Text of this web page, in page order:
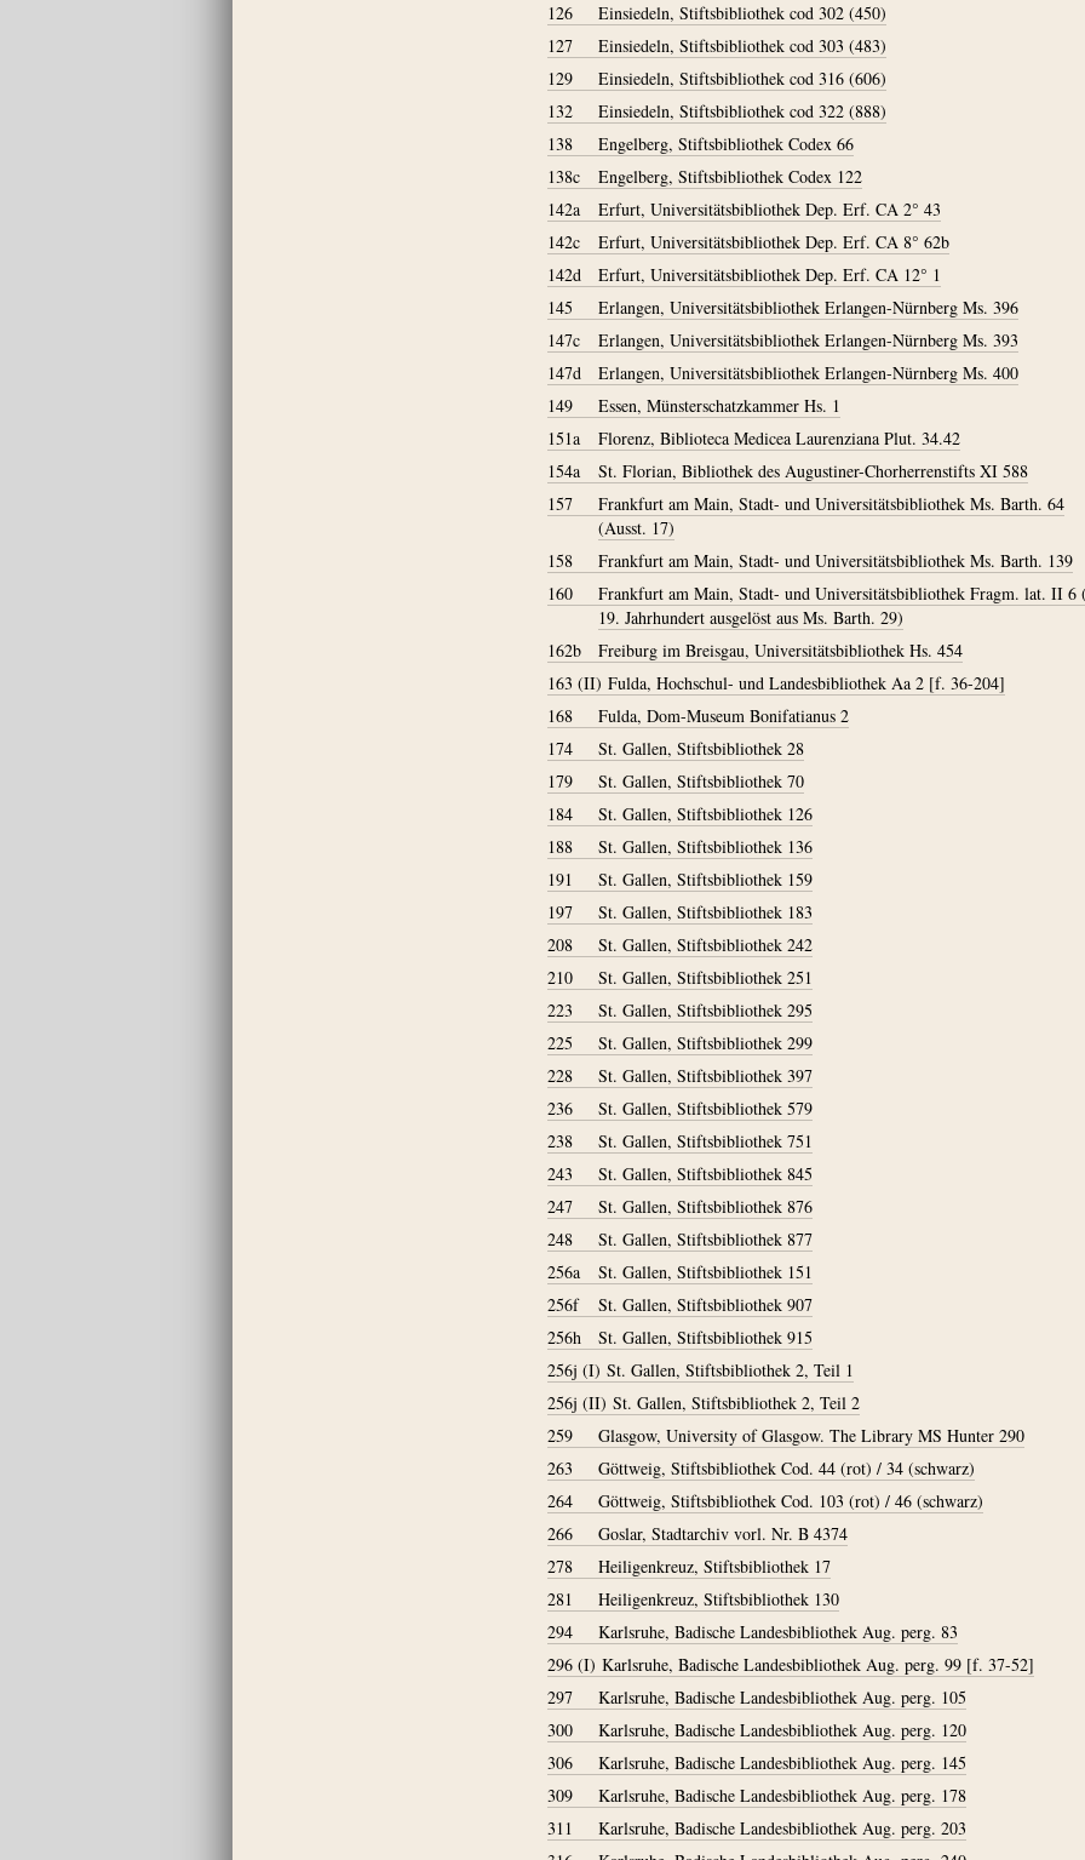
126
Einsiedeln, Stiftsbibliothek cod 302 (450)
127
Einsiedeln, Stiftsbibliothek cod 303 (483)
129
Einsiedeln, Stiftsbibliothek cod 316 (606)
132
Einsiedeln, Stiftsbibliothek cod 322 (888)
138
Engelberg, Stiftsbibliothek Codex 66
138c
Engelberg, Stiftsbibliothek Codex 122
142a
Erfurt, Universitätsbibliothek Dep. Erf. CA 2° 43
142c
Erfurt, Universitätsbibliothek Dep. Erf. CA 8° 62b
142d
Erfurt, Universitätsbibliothek Dep. Erf. CA 12° 1
145
Erlangen, Universitätsbibliothek Erlangen-Nürnberg Ms. 396
147c
Erlangen, Universitätsbibliothek Erlangen-Nürnberg Ms. 393
147d
Erlangen, Universitätsbibliothek Erlangen-Nürnberg Ms. 400
149
Essen, Münsterschatzkammer Hs. 1
151a
Florenz, Biblioteca Medicea Laurenziana Plut. 34.42
154a
St. Florian, Bibliothek des Augustiner-Chorherrenstifts XI 588
157
Frankfurt am Main, Stadt- und Universitätsbibliothek Ms. Barth. 64
(Ausst. 17)
158
Frankfurt am Main, Stadt- und Universitätsbibliothek Ms. Barth. 139
160
Frankfurt am Main, Stadt- und Universitätsbibliothek Fragm. lat. II 6
19. Jahrhundert ausgelöst aus Ms. Barth. 29)
162b
Freiburg im Breisgau, Universitätsbibliothek Hs. 454
163 (II) Fulda, Hochschul- und Landesbibliothek Aa 2 [f. 36-204]
168
Fulda, Dom-Museum Bonifatianus 2
174
St. Gallen, Stiftsbibliothek 28
179
St. Gallen, Stiftsbibliothek 70
184
St. Gallen, Stiftsbibliothek 126
188
St. Gallen, Stiftsbibliothek 136
191
St. Gallen, Stiftsbibliothek 159
197
St. Gallen, Stiftsbibliothek 183
208
St. Gallen, Stiftsbibliothek 242
210
St. Gallen, Stiftsbibliothek 251
223
St. Gallen, Stiftsbibliothek 295
225
St. Gallen, Stiftsbibliothek 299
228
St. Gallen, Stiftsbibliothek 397
236
St. Gallen, Stiftsbibliothek 579
238
St. Gallen, Stiftsbibliothek 751
243
St. Gallen, Stiftsbibliothek 845
247
St. Gallen, Stiftsbibliothek 876
248
St. Gallen, Stiftsbibliothek 877
256a
St. Gallen, Stiftsbibliothek 151
256f
St. Gallen, Stiftsbibliothek 907
256h
St. Gallen, Stiftsbibliothek 915
256j (I) St. Gallen, Stiftsbibliothek 2, Teil 1
256j (II) St. Gallen, Stiftsbibliothek 2, Teil 2
259
Glasgow, University of Glasgow. The Library MS Hunter 290
263
Göttweig, Stiftsbibliothek Cod. 44 (rot) / 34 (schwarz)
264
Göttweig, Stiftsbibliothek Cod. 103 (rot) / 46 (schwarz)
266
Goslar, Stadtarchiv vorl. Nr. B 4374
278
Heiligenkreuz, Stiftsbibliothek 17
281
Heiligenkreuz, Stiftsbibliothek 130
294
Karlsruhe, Badische Landesbibliothek Aug. perg. 83
296 (I) Karlsruhe, Badische Landesbibliothek Aug. perg. 99 [f. 37-52]
297
Karlsruhe, Badische Landesbibliothek Aug. perg. 105
300
Karlsruhe, Badische Landesbibliothek Aug. perg. 120
306
Karlsruhe, Badische Landesbibliothek Aug. perg. 145
309
Karlsruhe, Badische Landesbibliothek Aug. perg. 178
311
Karlsruhe, Badische Landesbibliothek Aug. perg. 203